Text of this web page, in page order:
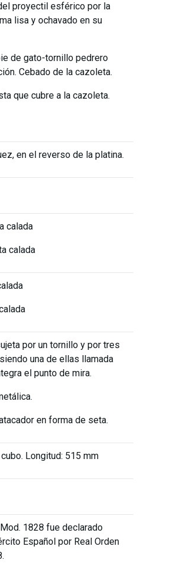
proyectil esférico por la
lisa y ochavado en su
de gato-tornillo pedrero
Cebado de la cazoleta.
que cubre a la cazoleta.
en el reverso de la platina.
calada
calada
por un tornillo y por tres
una de ellas llamada
el punto de mira.
en forma de seta.
Longitud: 515 mm
1828 fue declarado
Español por Real Orden